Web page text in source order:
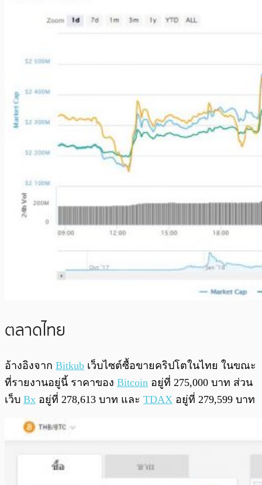
ตลาดไทย
อ้างอิงจาก Bitkub เว็บไซต์ซื้อขายคริปโตในไทย ในขณะ
ที่รายงานอยู่นี้ ราคาของ Bitcoin อยู่ที่ 275,000 บาท ส่วน
เว็บ Bx อยู่ที่ 278,613 บาท และ TDAX อยู่ที่ 279,599 บาท